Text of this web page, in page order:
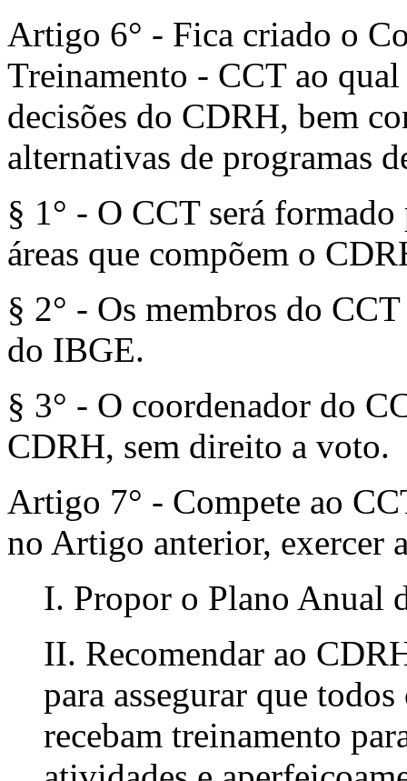
Artigo 6° - Fica criado o
Treinamento - CCT ao
decisões do CDRH, bem
alternativas de programas
§ 1° - O CCT será formado
áreas que compõem o
§ 2° - Os membros do
do IBGE.
§ 3° - O coordenador do
CDRH, sem direito a voto.
Artigo 7° - Compete ao
no Artigo anterior, exercer
I. Propor o Plano Anual
II. Recomendar ao
para assegurar que
recebam treinamento